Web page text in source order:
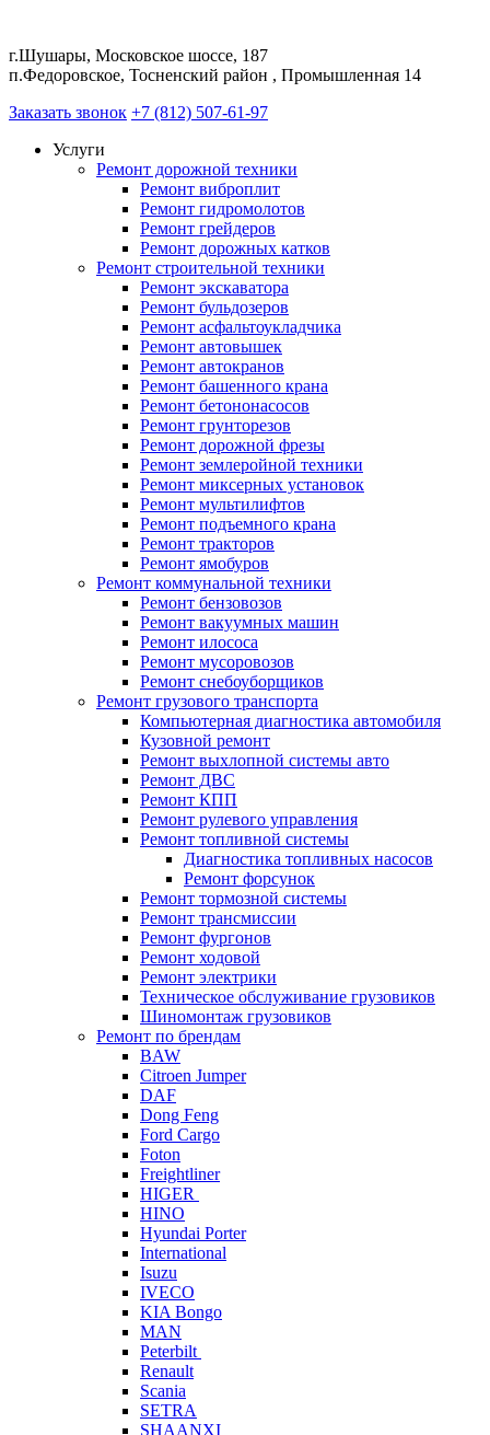
г.Шушары, Московское шоссе, 187
п.Федоровское, Тосненский район , Промышленная 14
Заказать звонок +7 (812) 507-61-97
Услуги
Ремонт дорожной техники
Ремонт виброплит
Ремонт гидромолотов
Ремонт грейдеров
Ремонт дорожных катков
Ремонт строительной техники
Ремонт экскаватора
Ремонт бульдозеров
Ремонт асфальтоукладчика
Ремонт автовышек
Ремонт автокранов
Ремонт башенного крана
Ремонт бетононасосов
Ремонт грунторезов
Ремонт дорожной фрезы
Ремонт землеройной техники
Ремонт миксерных установок
Ремонт мультилифтов
Ремонт подъемного крана
Ремонт тракторов
Ремонт ямобуров
Ремонт коммунальной техники
Ремонт бензовозов
Ремонт вакуумных машин
Ремонт илососа
Ремонт мусоровозов
Ремонт снебоуборщиков
Ремонт грузового транспорта
Компьютерная диагностика автомобиля
Кузовной ремонт
Ремонт выхлопной системы авто
Ремонт ДВС
Ремонт КПП
Ремонт рулевого управления
Ремонт топливной системы
Диагностика топливных насосов
Ремонт форсунок
Ремонт тормозной системы
Ремонт трансмиссии
Ремонт фургонов
Ремонт ходовой
Ремонт электрики
Техническое обслуживание грузовиков
Шиномонтаж грузовиков
Ремонт по брендам
BAW
Citroen Jumper
DAF
Dong Feng
Ford Cargo
Foton
Freightliner
HIGER
HINO
Hyundai Porter
International
Isuzu
IVECO
KIA Bongo
MAN
Peterbilt
Renault
Scania
SETRA
SHAANXI